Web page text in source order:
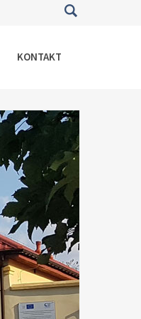
KONTAKT